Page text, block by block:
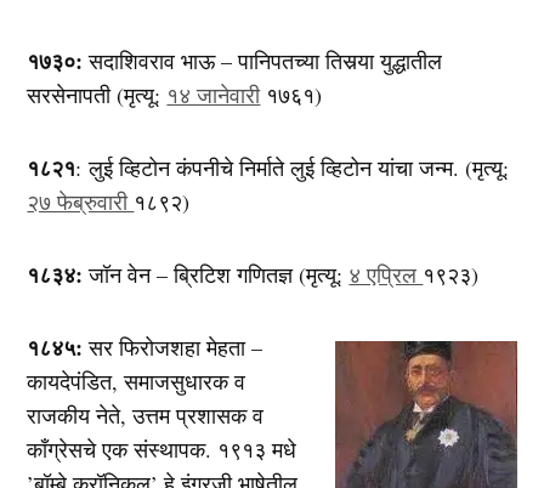
१७३०: सदाशिवराव भाऊ – पानिपतच्या तिसर्‍या युद्धातील
सरसेनापती (मृत्यू: १४ जानेवारी१७६१)
१८२१: लुई व्हिटोन कंपनीचे निर्माते लुई व्हिटोन यांचा जन्म. (मृत्यू:
२७ फेब्रुवारी १८९२)
१८३४: जॉन वेन – ब्रिटिश गणितज्ञ (मृत्यू: ४ एप्रिल १९२३)
१८४५: सर फिरोजशहा मेहता –
कायदेपंडित, समाजसुधारक व
राजकीय नेते, उत्तम प्रशासक व
काँग्रेसचे एक संस्थापक. १९१३ मधे